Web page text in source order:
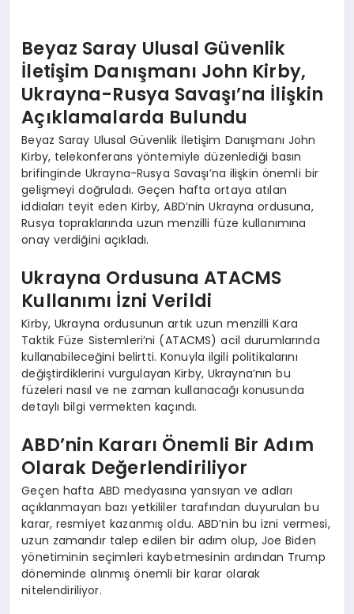
Beyaz Saray Ulusal Güvenlik
İletişim Danışmanı John Kirby,
Ukrayna-Rusya Savaşı’na İlişkin
Açıklamalarda Bulundu
Beyaz Saray Ulusal Güvenlik İletişim Danışmanı John
Kirby, telekonferans yöntemiyle düzenlediği basın
brifinginde Ukrayna-Rusya Savaşı’na ilişkin önemli bir
gelişmeyi doğruladı. Geçen hafta ortaya atılan
iddiaları teyit eden Kirby, ABD’nin Ukrayna ordusuna,
Rusya topraklarında uzun menzilli füze kullanımına
onay verdiğini açıkladı.
Ukrayna Ordusuna ATACMS
Kullanımı İzni Verildi
Kirby, Ukrayna ordusunun artık uzun menzilli Kara
Taktik Füze Sistemleri’ni (ATACMS) acil durumlarında
kullanabileceğini belirtti. Konuyla ilgili politikalarını
değiştirdiklerini vurgulayan Kirby, Ukrayna’nın bu
füzeleri nasıl ve ne zaman kullanacağı konusunda
detaylı bilgi vermekten kaçındı.
ABD’nin Kararı Önemli Bir Adım
Olarak Değerlendiriliyor
Geçen hafta ABD medyasına yansıyan ve adları
açıklanmayan bazı yetkililer tarafından duyurulan bu
karar, resmiyet kazanmış oldu. ABD’nin bu izni vermesi,
uzun zamandır talep edilen bir adım olup, Joe Biden
yönetiminin seçimleri kaybetmesinin ardından Trump
döneminde alınmış önemli bir karar olarak
nitelendiriliyor.